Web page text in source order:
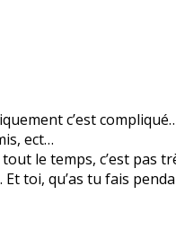
c’est
ect…
le temps, c’est pas
toi, qu’as tu fais